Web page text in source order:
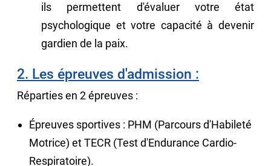
ils permettent d'évaluer votre état
psychologique et votre capacité à devenir
gardien de la paix.
2. Les épreuves d'admission :
Réparties en 2 épreuves :
Épreuves sportives : PHM (Parcours d'Habileté
Motrice) et TECR (Test d'Endurance Cardio-
Respiratoire).